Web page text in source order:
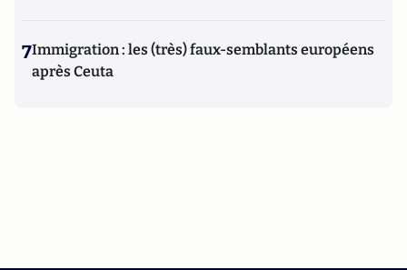
7Immigration : les (très) faux-semblants européens
après Ceuta